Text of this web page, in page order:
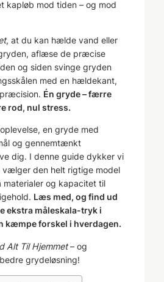
kapløb mod tiden – og mod
, at du kan hælde vand eller
aflæse de præcise
og siden svinge gryden
med en hældekant,
Én gryde – færre
rod, nul stress.
en gryde med
og gennemtænkt
dig. I denne guide dykker vi
vælger den helt rigtige model
materialer og kapacitet til
Læs med, og find ud
ekstra måleskala-tryk i
kæmpe forskel i hverdagen.
Alt Til Hjemmet– og
grydeløsning!